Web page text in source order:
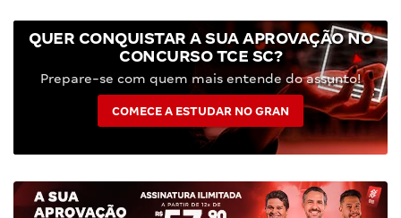
QUER CONQUISTAR A SUA APROVAÇÃO NO
CONCURSO TCE SC?
Prepare-se com quem mais entende do assunto!
COMECE A ESTUDAR NO GRAN